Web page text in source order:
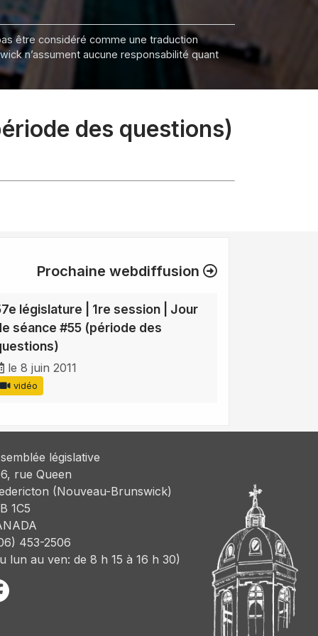
être considéré comme une traduction
n’assument aucune responsabilité quant
des questions)
Prochaine webdiffusion
législature | 1re session | Jour
séance #55 (période des
le 8 juin 2011
vidéo
législative
rue Queen
(Nouveau-Brunswick)
1C5
453-2506
lun au ven: de 8 h 15 à 16 h 30)